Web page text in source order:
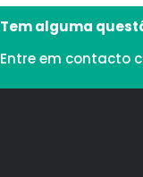
Tem alguma
Entre em contacto